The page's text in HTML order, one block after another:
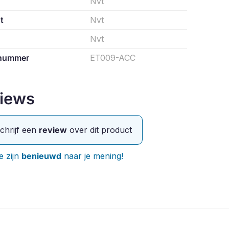
Nvt
Nvt
ET009-ACC
een review over dit product
zijn benieuwd naar je mening!